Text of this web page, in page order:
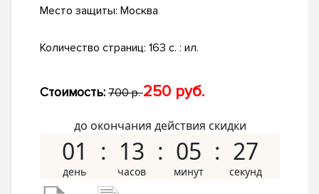
Место защиты: Москва
Количество страниц: 163 с. : ил.
Стоимость: 700 р.250 руб.
до окончания действия скидки
01 13 05 26